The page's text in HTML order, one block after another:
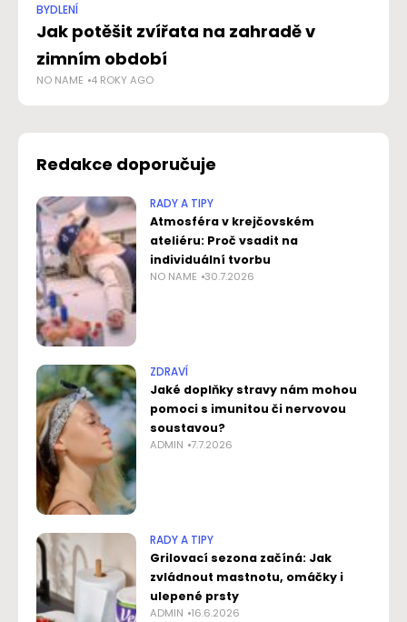
BYDLENÍ
Jak potěšit zvířata na zahradě v
zimním období
NO NAME 4 ROKY AGO
Redakce doporučuje
RADY A TIPY
Atmosféra v krejčovském
ateliéru: Proč vsadit na
individuální tvorbu
NO NAME 30.7.2026
ZDRAVÍ
Jaké doplňky stravy nám mohou
pomoci s imunitou či nervovou
soustavou?
ADMIN 7.7.2026
RADY A TIPY
Grilovací sezona začíná: Jak
zvládnout mastnotu, omáčky i
ulepené prsty
ADMIN 16.6.2026